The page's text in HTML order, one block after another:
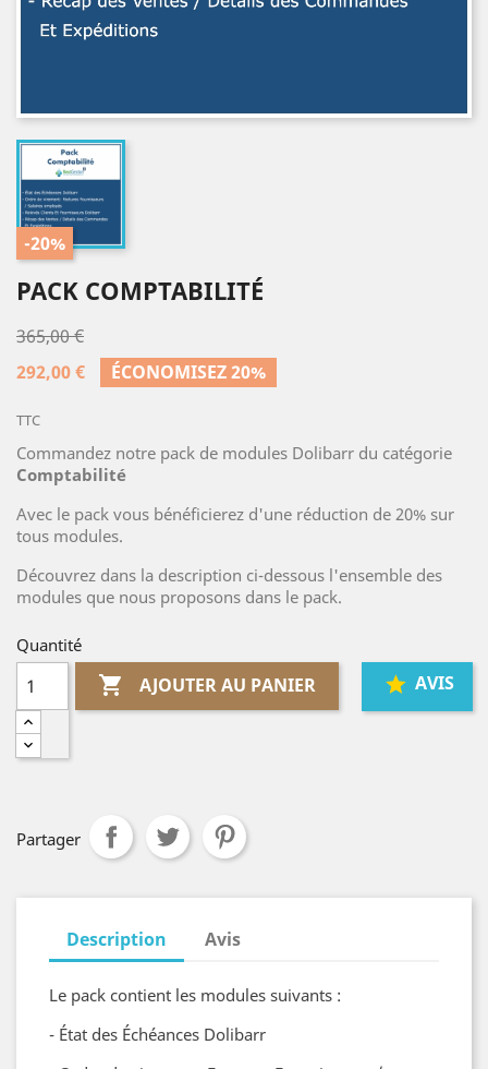
-20%
PACK COMPTABILITÉ
365,00 €
292,00 €
ÉCONOMISEZ 20%
TTC
Commandez notre pack de modules Dolibarr du catégorie
Comptabilité
Avec le pack vous bénéficierez d'une réduction de 20% sur
tous modules.
Découvrez dans la description ci-dessous l'ensemble des
modules que nous proposons dans le pack.
Quantité
 AJOUTER AU PANIER AVIS
Partager
Description Avis
Le pack contient les modules suivants :
- État des Échéances Dolibarr